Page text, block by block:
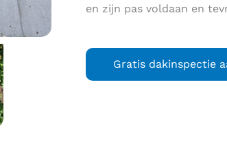
en zijn pas voldaan en
Gratis dakinspectie